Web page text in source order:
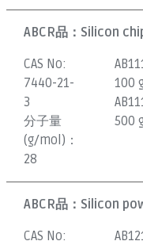
ABCR品： Silicon
CAS No:
7440-21-
3
分子量
(g/mol)：
28
100
500
ABCR品： Silicon
CAS No: